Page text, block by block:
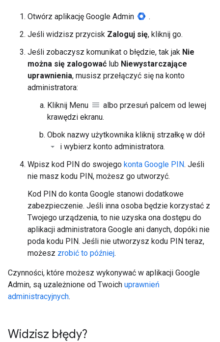
Otwórz aplikację Google Admin
.
Jeśli widzisz przycisk Zaloguj się, kliknij go.
Jeśli zobaczysz komunikat o błędzie, tak jak Nie
można się zalogować lub Niewystarczające
uprawnienia, musisz przełączyć się na konto
administratora:
Kliknij Menu
albo przesuń palcem od lewej
krawędzi ekranu.
Obok nazwy użytkownika kliknij strzałkę w dół
i wybierz konto administratora.
Wpisz kod PIN do swojego konta Google PIN. Jeśli
nie masz kodu PIN, możesz go utworzyć.
Kod PIN do konta Google stanowi dodatkowe
zabezpieczenie. Jeśli inna osoba będzie korzystać z
Twojego urządzenia, to nie uzyska ona dostępu do
aplikacji administratora Google ani danych, dopóki nie
poda kodu PIN. Jeśli nie utworzysz kodu PIN teraz,
możesz zrobić to później.
Czynności, które możesz wykonywać w aplikacji Google
Admin, są uzależnione od Twoich uprawnień
administracyjnych.
Widzisz błędy?